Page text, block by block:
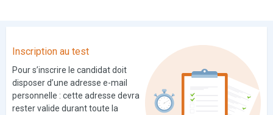
Inscription au test
Pour s’inscrire le candidat doit
disposer d’une adresse e-mail
personnelle : cette adresse devra
rester valide durant toute la